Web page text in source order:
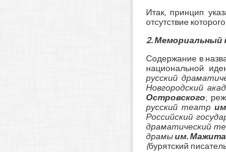
Итак, принцип
отсутствие
2.Мемориальный
Содержание в
национальной
русский
Новгородский
Островского;
русский театр
Российский
драматический
драмыим.
(бурятский